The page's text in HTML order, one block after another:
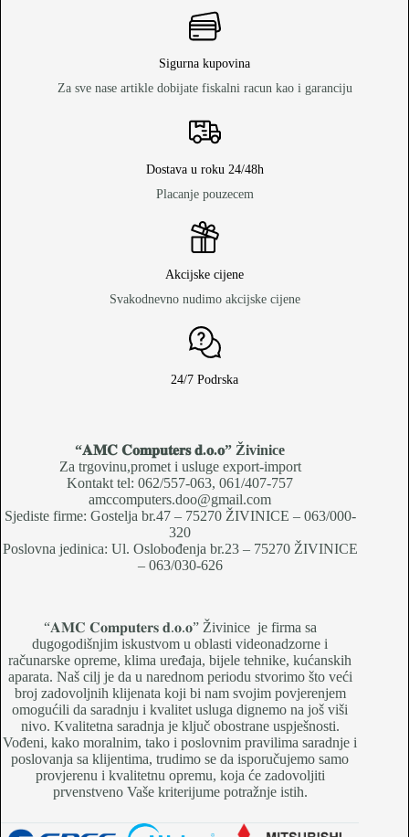
Sigurna kupovina
Za sve nase artikle dobijate fiskalni racun kao i garanciju
Dostava u roku 24/48h
Placanje pouzecem
Akcijske cijene
Svakodnevno nudimo akcijske cijene
24/7 Podrska
“𝐀𝐌𝐂 𝐂𝐨𝐦𝐩𝐮𝐭𝐞𝐫𝐬 𝐝.𝐨.𝐨” Živinice
Za trgovinu,promet i usluge export-import
Kontakt tel: 062/557-063, 061/407-757
amccomputers.doo@gmail.com
Sjediste firme: Gostelja br.47 – 75270 ŽIVINICE – 063/000-
320
Poslovna jedinica: Ul. Oslobođenja br.23 – 75270 ŽIVINICE
– 063/030-626
“𝐀𝐌𝐂 𝐂𝐨𝐦𝐩𝐮𝐭𝐞𝐫𝐬 𝐝.𝐨.𝐨” Živinice je firma sa
dugogodišnjim iskustvom u oblasti videonadzorne i
računarske opreme, klima uređaja, bijele tehnike, kućanskih
aparata. Naš cilj je da u narednom periodu stvorimo što veći
broj zadovoljnih klijenata koji bi nam svojim povjerenjem
omogućili da saradnju i kvalitet usluga dignemo na još viši
nivo. Kvalitetna saradnja je ključ obostrane uspješnosti.
Vođeni, kako moralnim, tako i poslovnim pravilima saradnje i
poslovanja sa klijentima, trudimo se da isporučujemo samo
provjerenu i kvalitetnu opremu, koja će zadovoljiti
prvenstveno Vaše kriterijume potražnje istih.